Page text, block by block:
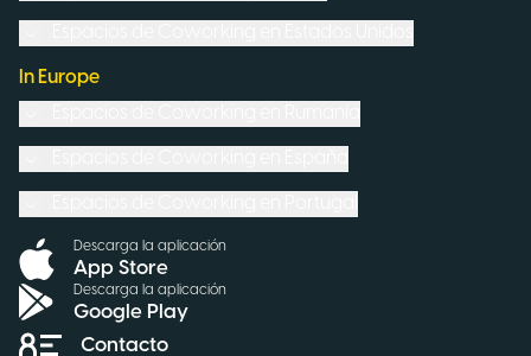
In Europe
Descarga la aplicación
App Store
Descarga la aplicación
Google Play
Contacto